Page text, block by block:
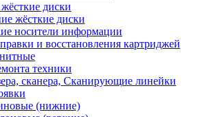
диски
жёсткие диски
носители информации
и восстановления картриджей
техники
сканера, Сканирующие линейки
(нижние)